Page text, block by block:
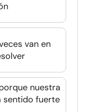
van en
nuestra
sentido fuerte